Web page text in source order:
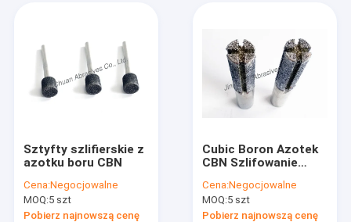
Sztyfty szlifierskie z
azotku boru CBN
Cena:Negocjowalne
MOQ:5 szt
Pobierz najnowszą cenę
Cubic Boron Azotek
CBN Szlifowanie
Hole Szlifowanie
Machine
Cena:Negocjowalne
MOQ:5 szt
Pobierz najnowszą cenę